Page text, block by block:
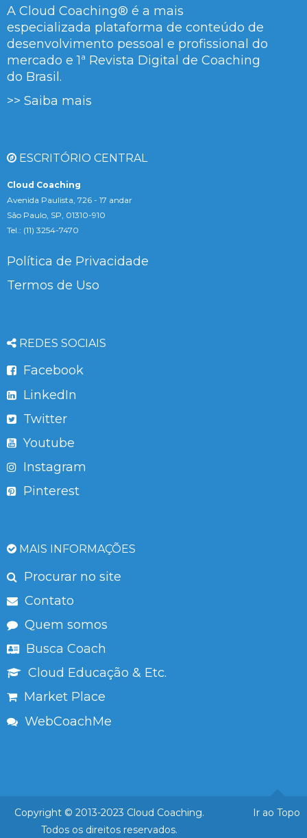
A Cloud Coaching® é a mais
especializada plataforma de conteúdo de
desenvolvimento pessoal e profissional do
mercado e 1ª Revista Digital de Coaching
do Brasil.
>> Saiba mais
ESCRITÓRIO CENTRAL
Cloud Coaching
Avenida Paulista, 726 - 17 andar
São Paulo, SP, 01310-910
Tel.: (11) 3254-7470
Política de Privacidade
Termos de Uso
REDES SOCIAIS
Facebook
LinkedIn
Twitter
Youtube
Instagram
Pinterest
MAIS INFORMAÇÕES
Procurar no site
Contato
Quem somos
Busca Coach
Cloud Educação & Etc.
Market Place
WebCoachMe
Ir ao Topo
Copyright © 2013-2023 Cloud Coaching.
Todos os direitos reservados.